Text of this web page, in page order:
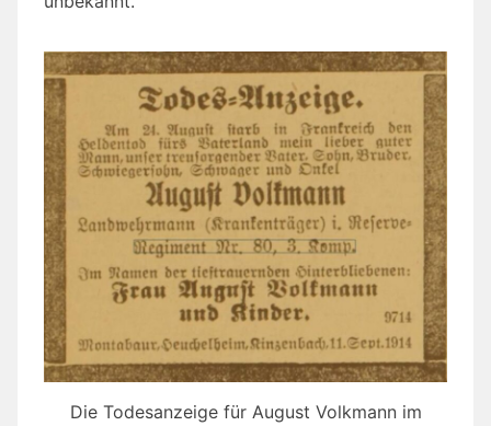
Die Todesanzeige für August Volkmann im